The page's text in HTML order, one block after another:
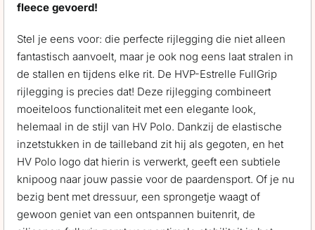
fleece gevoerd!
Stel je eens voor: die perfecte rijlegging die niet alleen
fantastisch aanvoelt, maar je ook nog eens laat stralen in
de stallen en tijdens elke rit. De HVP-Estrelle FullGrip
rijlegging is precies dat! Deze rijlegging combineert
moeiteloos functionaliteit met een elegante look,
helemaal in de stijl van HV Polo. Dankzij de elastische
inzetstukken in de tailleband zit hij als gegoten, en het
HV Polo logo dat hierin is verwerkt, geeft een subtiele
knipoog naar jouw passie voor de paardensport. Of je nu
bezig bent met dressuur, een sprongetje waagt of
gewoon geniet van een ontspannen buitenrit, de